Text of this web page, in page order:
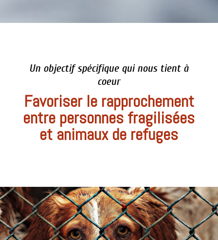
Un objectif spécifique qui nous tient à
coeur
Favoriser le rapprochement
entre personnes fragilisées
et animaux de refuges